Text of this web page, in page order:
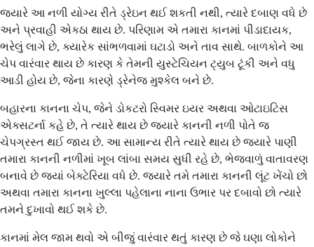
જ્યારે આ નળી યોગ્ય રીતે ડ્રેઇન થઈ શકતી નથી, ત્યારે દબાણ વધે છે
અને પ્રવાહી એકઠા થાય છે. પરિણામ એ તમારા કાનમાં પીડાદાયક,
ભરેલું લાગે છે, ક્યારેક સાંભળવામાં ઘટાડો અને તાવ સાથે. બાળકોને આ
ચેપ વારંવાર થાય છે કારણ કે તેમની યુસ્ટેચિયન ટ્યુબ ટૂંકી અને વધુ
આડી હોય છે, જેના કારણે ડ્રેનેજ મુશ્કેલ બને છે.
બહારના કાનના ચેપ, જેને ડોકટરો સ્વિમર ઇયર અથવા ઓટાઇટિસ
એક્સટર્ના કહે છે, તે ત્યારે થાય છે જ્યારે કાનની નળી પોતે જ
ચેપગ્રસ્ત થઈ જાય છે. આ સામાન્ય રીતે ત્યારે થાય છે જ્યારે પાણી
તમારા કાનની નળીમાં ખૂબ લાંબા સમય સુધી રહે છે, ભેજવાળું વાતાવરણ
બનાવે છે જ્યાં બેક્ટેરિયા વધે છે. જ્યારે તમે તમારા કાનની લૂંટ ખેંચો છો
અથવા તમારા કાનના ખુલ્લા પહેલાના નાના ઉભાર પર દબાવો છો ત્યારે
તમને દુખાવો થઈ શકે છે.
કાનમાં મેલ જામ થવો એ બીજું વારંવાર થતું કારણ છે જે ઘણા લોકોને